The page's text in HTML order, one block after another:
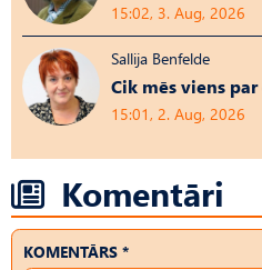
15:02, 3. Aug, 2026
Sallija Benfelde
Cik mēs viens
15:01, 2. Aug, 2026
Komentāri
KOMENTĀRS *